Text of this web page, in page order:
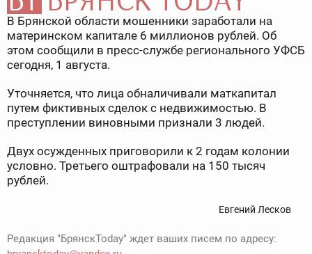
В Брянской области мошенники заработали на
материнском капитале 6 миллионов рублей. Об
этом сообщили в пресс-службе регионального УФСБ
сегодня, 1 августа.
Уточняется, что лица обналичивали маткапитал
путем фиктивных сделок с недвижимостью. В
преступлении виновными признали 3 людей.
Двух осужденных приговорили к 2 годам колонии
условно. Третьего оштрафовали на 150 тысяч
рублей.
Евгений Лесков
Редакция "БрянскToday" ждет ваших писем по адресу: